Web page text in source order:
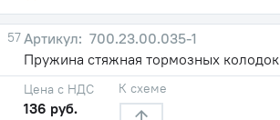
57
700.23.00.035-1
Пружина стяжная тормозных колодок
Цена с НДС
136 руб.
К схеме